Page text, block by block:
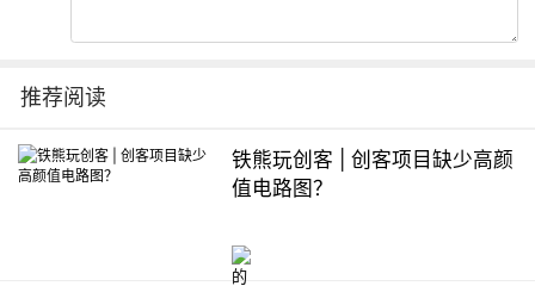
推荐阅读
铁熊玩创客 | 创客项目缺少高颜
值电路图？